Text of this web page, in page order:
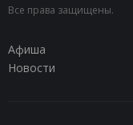
Все права защищены.
Афиша
Новости